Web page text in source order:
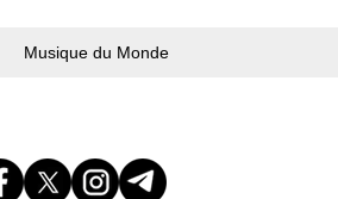
Musique du Monde